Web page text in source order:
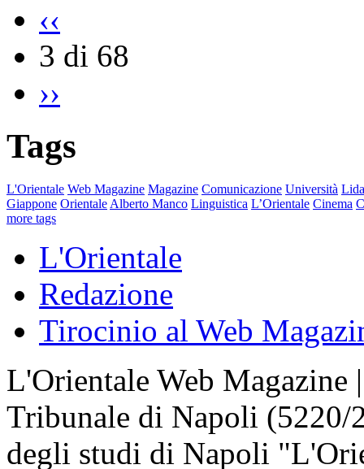
‹‹
3 di 68
››
Tags
L'Orientale Web Magazine Magazine Comunicazione Università
Giappone Orientale Alberto Manco Linguistica L’Orientale Cinema
more tags
L'Orientale
Redazione
Tirocinio al Web
L'Orientale Web Magazine
Tribunale di Napoli
degli studi di Napoli